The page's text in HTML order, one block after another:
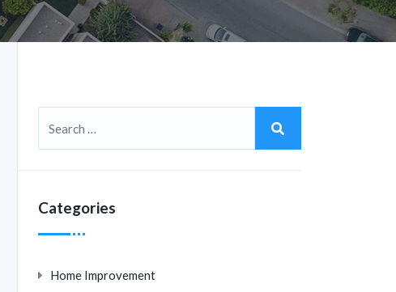
Categories
Home Improvement